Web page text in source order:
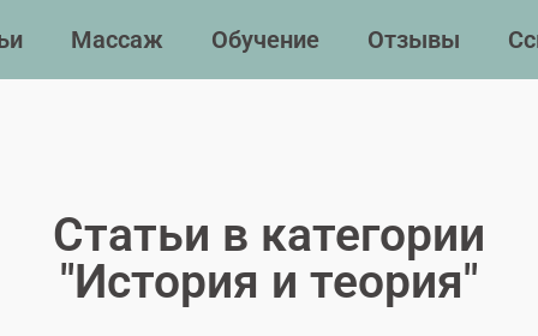
Массаж Обучение Отзывы
Статьи в категории
"История и теория"